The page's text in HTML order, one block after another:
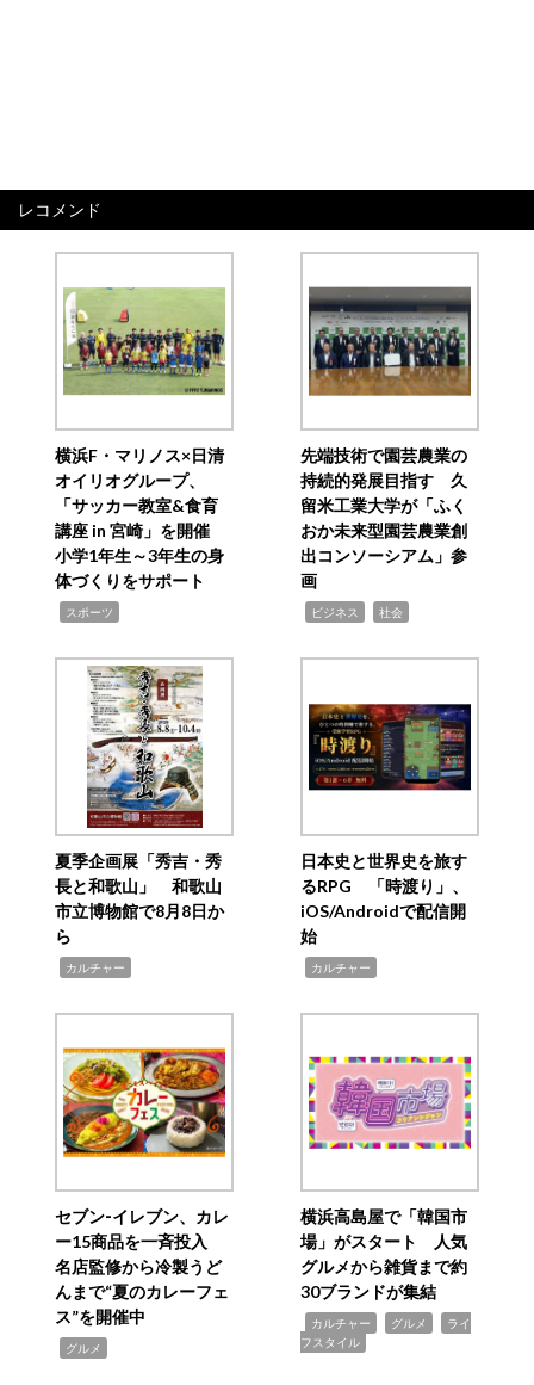
レコメンド
横浜F・マリノス×日清
オイリオグループ、
「サッカー教室&食育
講座 in 宮崎」を開催
小学1年生～3年生の身
体づくりをサポート
スポーツ
先端技術で園芸農業の
持続的発展目指す 久
留米工業大学が「ふく
おか未来型園芸農業創
出コンソーシアム」参
画
ビジネス 社会
夏季企画展「秀吉・秀
長と和歌山」 和歌山
市立博物館で8月8日か
ら
カルチャー
日本史と世界史を旅す
るRPG 「時渡り」、
iOS/Androidで配信開
始
カルチャー
セブン‐イレブン、カレ
ー15商品を一斉投入
名店監修から冷製うど
んまで“夏のカレーフェ
ス”を開催中
グルメ
横浜高島屋で「韓国市
場」がスタート 人気
グルメから雑貨まで約
30ブランドが集結
カルチャー グルメ
ライ
フスタイル